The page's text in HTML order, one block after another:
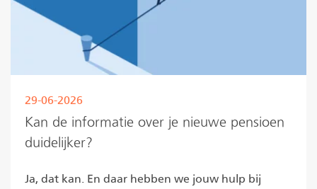
Kan de informatie over je nieuwe pensioen
duidelijker?
29-06-2026
Ja, dat kan. En daar hebben we jouw hulp bij